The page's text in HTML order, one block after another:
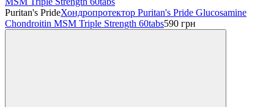
Puritan's PrideХондропротектор Puritan's Pride Glucosamine
Chondroitin MSM Triple Strength 60tabs590 грн